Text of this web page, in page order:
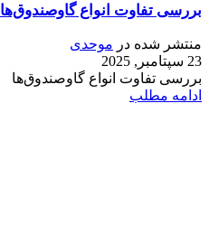
بررسی تفاوت انواع گاوصندوق‌ها
منتشر شده در موحدی
23 سپتامبر, 2025
بررسی تفاوت انواع گاوصندوق‌ها
ادامه مطلب